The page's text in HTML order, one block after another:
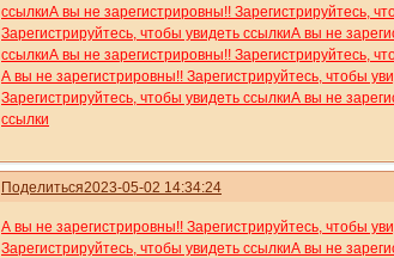
ссылкиА вы не зарегистрировны!! Зарегистрируйтесь,
Зарегистрируйтесь, чтобы увидеть ссылкиА вы не
ссылкиА вы не зарегистрировны!! Зарегистрируйтесь,
А вы не зарегистрировны!! Зарегистрируйтесь, чтобы
Зарегистрируйтесь, чтобы увидеть ссылкиА вы не
ссылки
Поделиться2023-05-02 14:34:24
А вы не зарегистрировны!! Зарегистрируйтесь, чтобы
Зарегистрируйтесь, чтобы увидеть ссылкиА вы не